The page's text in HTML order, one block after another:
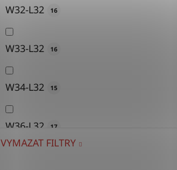
W32-L32 16
W33-L32 16
W34-L32 15
W36-L32 17
VYMAZAT FILTRY